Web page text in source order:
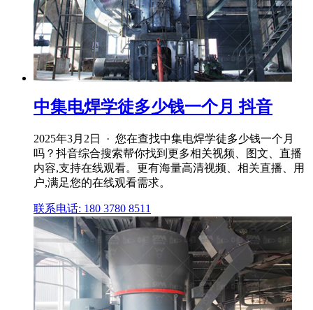
中集电焊学徒多少钱一个月 抖音
2025年3月2日 · 您在查找中集电焊学徒多少钱一个月
吗？抖音综合搜索帮你找到更多相关视频、图文、直播
内容,支持在线观看。更有海量高清视频、相关直播、用
户,满足您的在线观看需求。
联系电话: 180 3780 8511